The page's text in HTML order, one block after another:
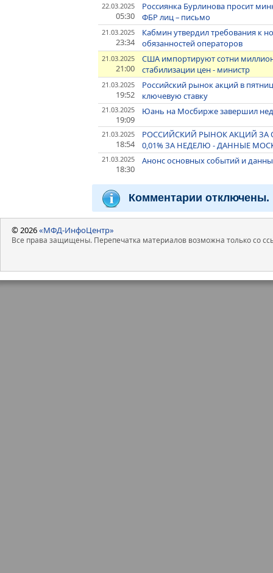
22.03.2025
05:30
Россиянка Бурлинова просит
ФБР лиц – письмо
21.03.2025
23:34
Кабмин утвердил требования к
обязанностей операторов
21.03.2025
21:00
США импортируют сотни
стабилизации цен - министр
21.03.2025
19:52
Российский рынок акций в
ключевую ставку
21.03.2025
19:09
Юань на Мосбирже завершил
21.03.2025
18:54
РОССИЙСКИЙ РЫНОК АКЦИЙ ЗА
0,01% ЗА НЕДЕЛЮ - ДАННЫЕ
21.03.2025
18:30
Анонс основных событий и
Комментарии отключены.
© 2026«МФД-ИнфоЦентр»
Все права защищены. Перепечатка материалов возможна только со